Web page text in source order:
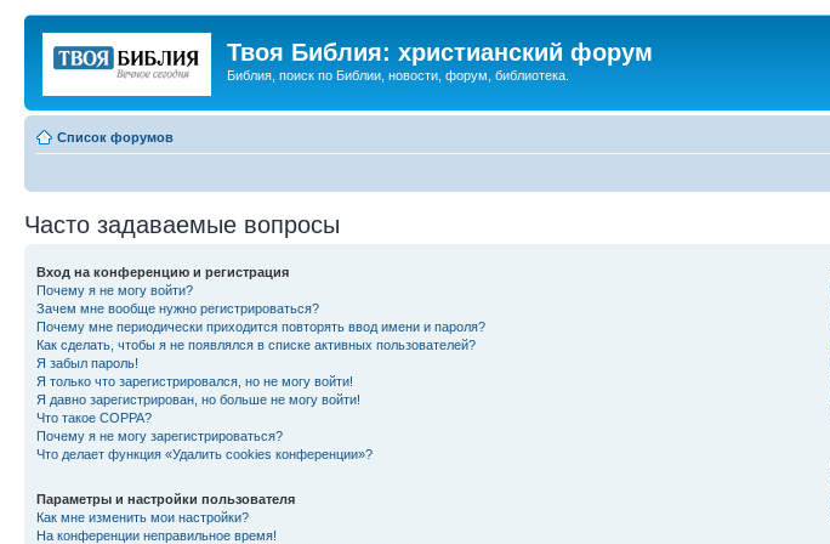
Твоя Библия: христианский форум
Библия, поиск по Библии, новости, форум, библиотека.
Список форумов
Часто задаваемые вопросы
Вход на конференцию и регистрация
Почему я не могу войти?
Зачем мне вообще нужно регистрироваться?
Почему мне периодически приходится повторять ввод имени и пароля?
Как сделать, чтобы я не появлялся в списке активных пользователей?
Я забыл пароль!
Я только что зарегистрировался, но не могу войти!
Я давно зарегистрирован, но больше не могу войти!
Что такое COPPA?
Почему я не могу зарегистрироваться?
Что делает функция «Удалить cookies конференции»?
Параметры и настройки пользователя
Как мне изменить мои настройки?
На конференции неправильное время!